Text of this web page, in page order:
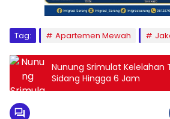
Tag: Apartemen Mewah
Nunung Srimulat Kelelahan
Sidang Hingga 6 Jam